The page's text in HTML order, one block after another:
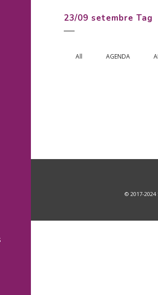
23/09 setembre Tag
All AGENDA
© 2017-2024